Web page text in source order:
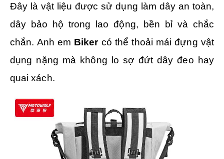
Đây là vật liệu được sử dụng làm dây an toàn,
dây bảo hộ trong lao động, bền bỉ và chắc
chắn. Anh em Bikercó thể thoải mái đựng vật
dụng nặng mà không lo sợ đứt dây đeo hay
quai xách.